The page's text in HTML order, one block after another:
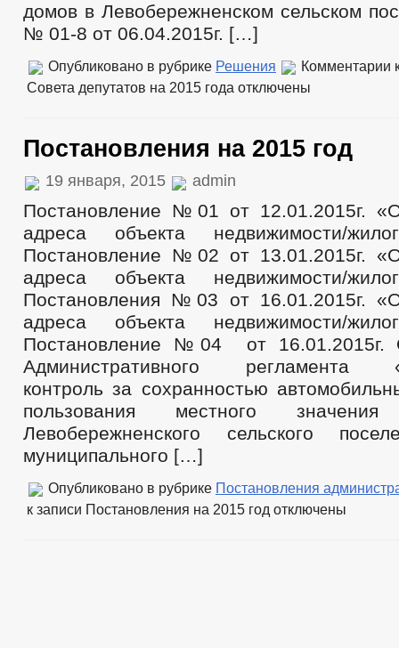
домов в Левобережненском сельском
№ 01-8 от 06.04.2015г. […]
Опубликовано в рубрике Решения Комментарии
Совета депутатов на 2015 года отключены
Постановления на 2015 год
19 января, 2015 admin
Постановление №01 от 12.01.2015г.
адреса объекта недвижимости/
Постановление №02 от 13.01.2015г.
адреса объекта недвижимости/
Постановления №03 от 16.01.2015г.
адреса объекта недвижимости/
Постановление №04 от 16.01.2015г.
Административного регламента
контроль за сохранностью
пользования местного
Левобережненского сельского
муниципального […]
Опубликовано в рубрике Постановления
к записи Постановления на 2015 год отключены